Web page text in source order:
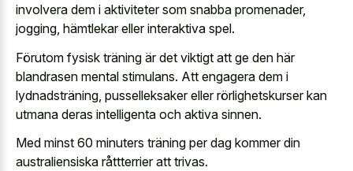
involvera dem i aktiviteter som snabba promenader,
jogging, hämtlekar eller interaktiva spel.
Förutom fysisk träning är det viktigt att ge den här
blandrasen mental stimulans. Att engagera dem i
lydnadsträning, pusselleksaker eller rörlighetskurser kan
utmana deras intelligenta och aktiva sinnen.
Med minst 60 minuters träning per dag kommer din
australiensiska råttterrier att trivas.